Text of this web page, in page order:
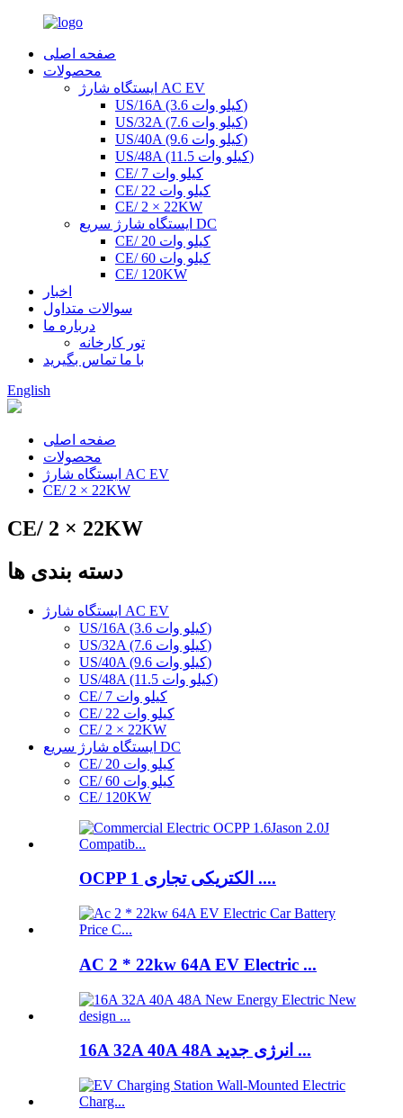
صفحه اصلی
محصولات
ایستگاه شارژ AC EV
US/16A (3.6 کیلو وات)
US/32A (7.6 کیلو وات)
US/40A (9.6 کیلو وات)
US/48A (11.5 کیلو وات)
CE/ 7 کیلو وات
CE/ 22 کیلو وات
CE/ 2 × 22KW
ایستگاه شارژ سریع DC
CE/ 20 کیلو وات
CE/ 60 کیلو وات
CE/ 120KW
اخبار
سوالات متداول
درباره ما
تور کارخانه
با ما تماس بگیرید
English
صفحه اصلی
محصولات
ایستگاه شارژ AC EV
CE/ 2 × 22KW
CE/ 2 × 22KW
دسته بندی ها
ایستگاه شارژ AC EV
US/16A (3.6 کیلو وات)
US/32A (7.6 کیلو وات)
US/40A (9.6 کیلو وات)
US/48A (11.5 کیلو وات)
CE/ 7 کیلو وات
CE/ 22 کیلو وات
CE/ 2 × 22KW
ایستگاه شارژ سریع DC
CE/ 20 کیلو وات
CE/ 60 کیلو وات
CE/ 120KW
OCPP الکتریکی تجاری 1 ....
AC 2 * 22kw 64A EV Electric ...
16A 32A 40A 48A انرژی جدید ...